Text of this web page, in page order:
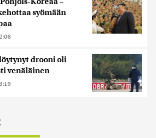
syömään
löytynyt drooni oli
venäläinen